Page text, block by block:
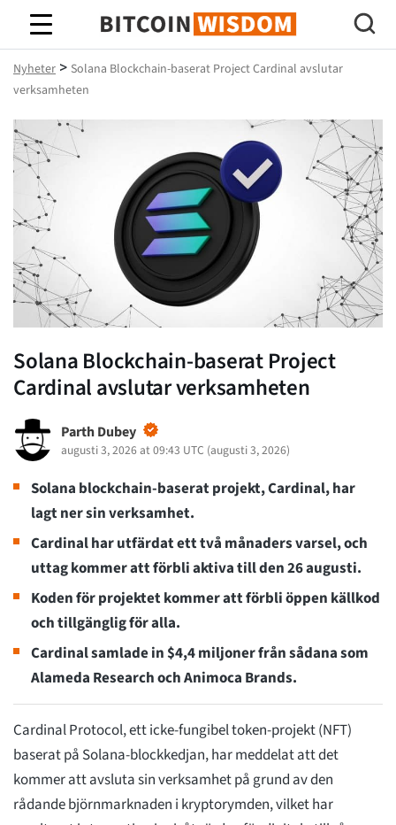
Bitcoin Wisdom
Nyheter > Solana Blockchain-baserat Project Cardinal avslutar
verksamheten
Solana Blockchain-baserat Project
Cardinal avslutar verksamheten
Parth Dubey
augusti 3, 2026 at 09:43 UTC (augusti 3, 2026)
Solana blockchain-baserat projekt, Cardinal, har
lagt ner sin verksamhet.
Cardinal har utfärdat ett två månaders varsel, och
uttag kommer att förbli aktiva till den 26 augusti.
Koden för projektet kommer att förbli öppen källkod
och tillgänglig för alla.
Cardinal samlade in $4,4 miljoner från sådana som
Alameda Research och Animoca Brands.
Cardinal Protocol, ett icke-fungibel token-projekt (NFT)
baserat på Solana-blockkedjan, har meddelat att det
kommer att avsluta sin verksamhet på grund av den
rådande björnmarknaden i kryptorymden, vilket har